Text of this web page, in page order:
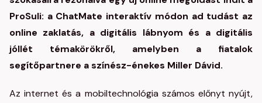
ProSuli: a ChatMate interaktív módon ad tudást az
online zaklatás, a digitális lábnyom és a digitális
jóllét témakörökről, amelyben a fiatalok
segítőpartnere a színész-énekes Miller Dávid.
Az internet és a mobiltechnológia számos előnyt nyújt,